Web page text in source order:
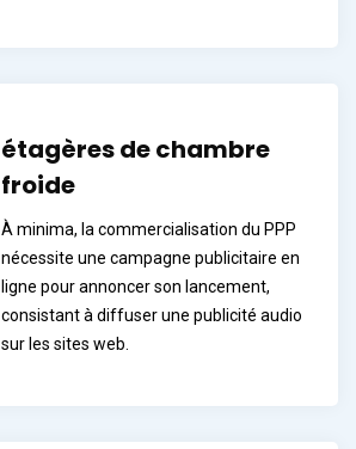
étagères de chambre
froide
À minima, la commercialisation du PPP
nécessite une campagne publicitaire en
ligne pour annoncer son lancement,
consistant à diffuser une publicité audio
sur les sites web.